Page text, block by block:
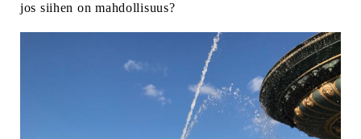
jos siihen on mahdollisuus?